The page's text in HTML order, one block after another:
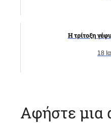
Η τρίτοξη
18
Αφήστε μια